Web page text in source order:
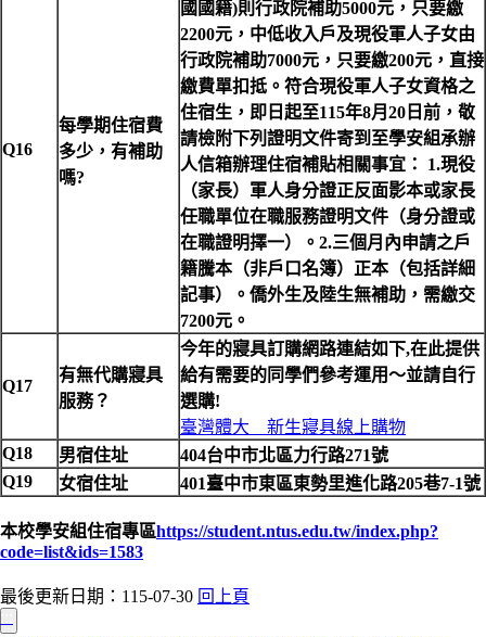
Q16
每學期住宿費
多少，有補助
嗎?
國國籍)則行政院補助5000元，只要繳
2200元，中低收入戶及現役軍人子女由
行政院補助7000元，只要繳200元，直接
繳費單扣抵。符合現役軍人子女資格之
住宿生，即日起至115年8月20日前，敬
請檢附下列證明文件寄到至學安組承辦
人信箱辦理住宿補貼相關事宜： 1.現役
（家長）軍人身分證正反面影本或家長
任職單位在職服務證明文件（身分證或
在職證明擇一）。2.三個月內申請之戶
籍騰本（非戶口名簿）正本（包括詳細
記事）。僑外生及陸生無補助，需繳交
7200元。
Q17
有無代購寢具
服務？
今年的寢具訂購網路連結如下,在此提供
給有需要的同學們參考運用～並請自行
選購!
臺灣體大＿新生寢具線上購物
Q18
男宿住址 404台中市北區力行路271號
Q19
女宿住址 401臺中市東區東勢里進化路205巷7-1號
本校學安組住宿專區https://student.ntus.edu.tw/index.php?
code=list&ids=1583
最後更新日期：115-07-30 回上頁
:::